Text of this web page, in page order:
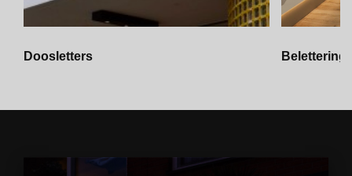
Doosletters